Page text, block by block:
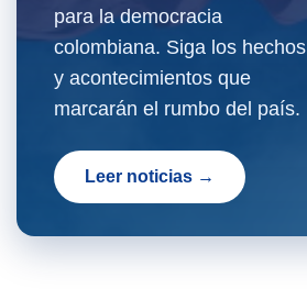
para la democracia
colombiana. Siga los hechos
y acontecimientos que
marcarán el rumbo del país.
Leer noticias →